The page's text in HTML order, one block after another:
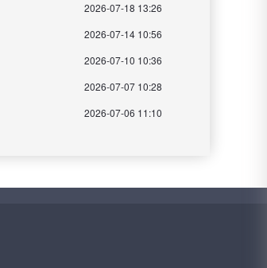
2026-07-18 13:26
2026-07-14 10:56
2026-07-10 10:36
2026-07-07 10:28
2026-07-06 11:10